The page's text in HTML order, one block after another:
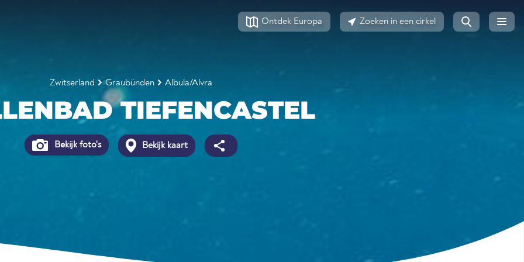
Ontdek Europa Zoeken in een cirkel
Zwitserland Graubünden Albula/Alvra
TIEFENCASTEL
Bekijk foto's Bekijk kaart